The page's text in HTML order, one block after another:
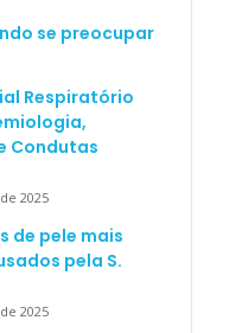
se preocupar
Respiratório
Condutas
2025
de pele mais
pela S.
2025